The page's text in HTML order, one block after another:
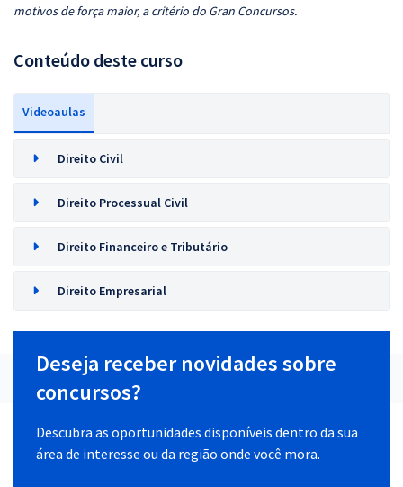
motivos de força maior, a critério do Gran Concursos.
Conteúdo deste curso
Videoaulas
Direito Civil
Direito Processual Civil
Direito Financeiro e Tributário
Direito Empresarial
Deseja receber novidades sobre
concursos?
Descubra as oportunidades disponíveis dentro da sua
área de interesse ou da região onde você mora.